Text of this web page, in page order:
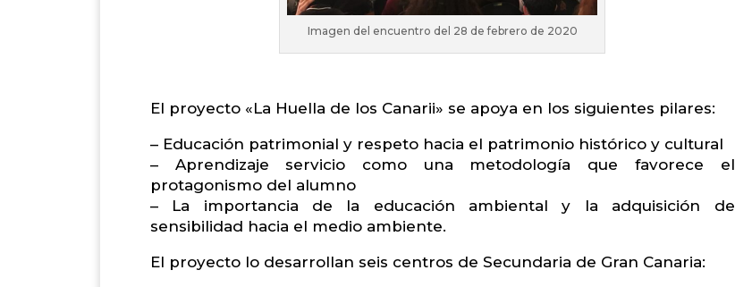
Imagen del encuentro del 28 de febrero de 2020
El proyecto «La Huella de los Canarii» se apoya en los siguientes pilares:
– Educación patrimonial y respeto hacia el patrimonio histórico y cultural
– Aprendizaje servicio como una metodología que favorece el
protagonismo del alumno
– La importancia de la educación ambiental y la adquisición de
sensibilidad hacia el medio ambiente.
El proyecto lo desarrollan seis centros de Secundaria de Gran Canaria: